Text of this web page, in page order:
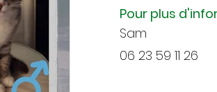
Pour plus
Sam
06 23 59 11 26